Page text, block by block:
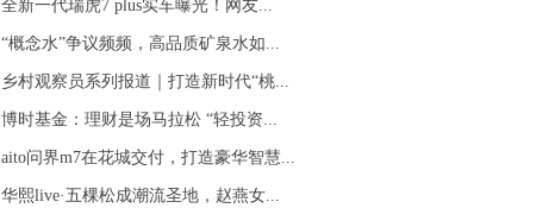
全新一代瑞虎7 plus实车曝光！网友...
“概念水”争议频频，高品质矿泉水如...
乡村观察员系列报道｜打造新时代“桃...
博时基金：理财是场马拉松 “轻投资...
aito问界m7在花城交付，打造豪华智慧...
华熙live·五棵松成潮流圣地，赵燕女...